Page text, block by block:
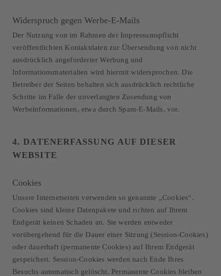
Widerspruch gegen Werbe-E-Mails
Der Nutzung von im Rahmen der Impressumspflicht
veröffentlichten Kontaktdaten zur Übersendung von nicht
ausdrücklich angeforderter Werbung und
Informationsmaterialien wird hiermit widersprochen. Die
Betreiber der Seiten behalten sich ausdrücklich rechtliche
Schritte im Falle der unverlangten Zusendung von
Werbeinformationen, etwa durch Spam-E-Mails, vor.
4. DATENERFASSUNG AUF DIESER
WEBSITE
Cookies
Unsere Internetseiten verwenden so genannte „Cookies“.
Cookies sind kleine Datenpakete und richten auf Ihrem
Endgerät keinen Schaden an. Sie werden entweder
vorübergehend für die Dauer einer Sitzung (Session-Cookies)
oder dauerhaft (permanente Cookies) auf Ihrem Endgerät
gespeichert. Session-Cookies werden nach Ende Ihres
Besuchs automatisch gelöscht. Permanente Cookies bleiben